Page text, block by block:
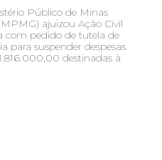
Público de Minas
ajuizou Ação Civil
com pedido de tutela de
para suspender despesas
destinadas à